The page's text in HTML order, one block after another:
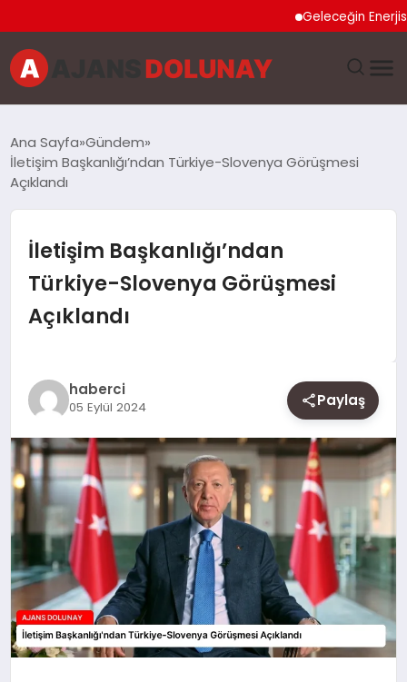
Geleceğin Enerjisi
EĞITIM
GÜNCEL
SAĞLIK
SIYASET
SPOR
YAŞAM
Ana Sayfa Gündem
İletişim Başkanlığı’ndan Türkiye-Slovenya Görüşmesi
Açıklandı
İletişim Başkanlığı’ndan
Türkiye-Slovenya Görüşmesi
Açıklandı
haberci
05 Eylül 2024 Paylaş